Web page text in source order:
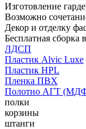
Изготовление
Возможно
Декор и отделку
Бесплатная сборка
ЛДСП
Пластик Alvic Luxe
Пластик HPL
Пленка ПВХ
Полотно АГТ
полки
корзины
штанги